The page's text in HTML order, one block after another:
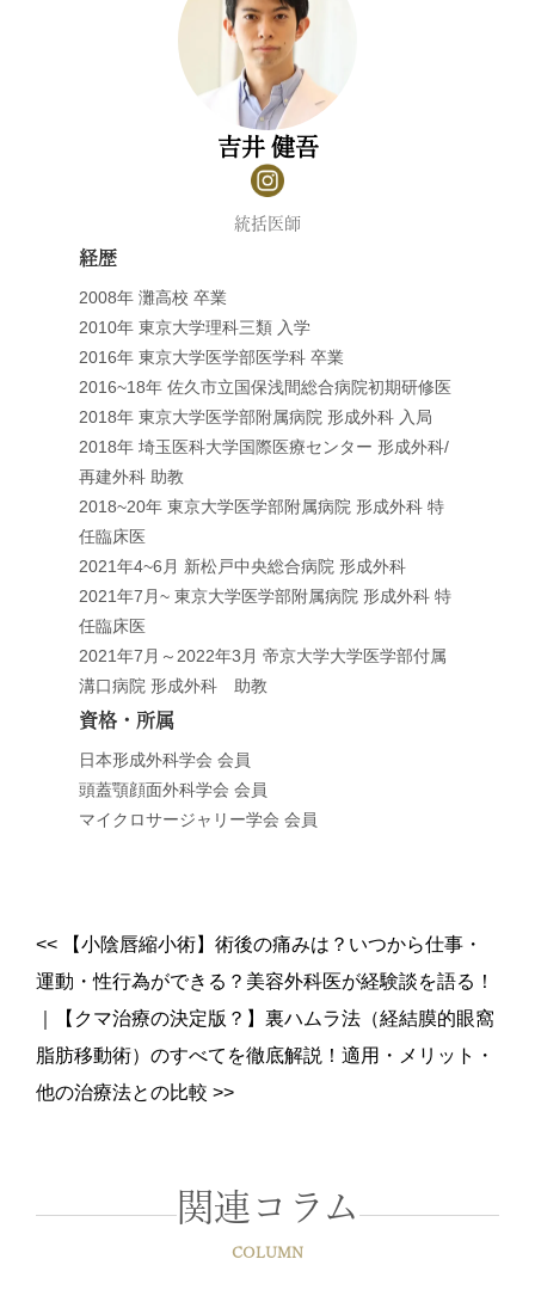
吉井 健吾
統括医師
経歴
2008年 灘高校 卒業
2010年 東京大学理科三類 入学
2016年 東京大学医学部医学科 卒業
2016~18年 佐久市立国保浅間総合病院初期研修医
2018年 東京大学医学部附属病院 形成外科 入局
2018年 埼玉医科大学国際医療センター 形成外科/
再建外科 助教
2018~20年 東京大学医学部附属病院 形成外科 特
任臨床医
2021年4~6月 新松戸中央総合病院 形成外科
2021年7月~ 東京大学医学部附属病院 形成外科 特
任臨床医
2021年7月～2022年3月 帝京大学大学医学部付属
溝口病院 形成外科 助教
資格・所属
日本形成外科学会 会員
頭蓋顎顔面外科学会 会員
マイクロサージャリー学会 会員
<<【小陰唇縮小術】術後の痛みは？いつから仕事・
運動・性行為ができる？美容外科医が経験談を語る！
【クマ治療の決定版？】裏ハムラ法（経結膜的眼窩
脂肪移動術）のすべてを徹底解説！適用・メリット・
他の治療法との比較 >>
関連コラム
COLUMN